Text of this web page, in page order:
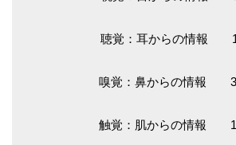
聴覚：耳からの情報
嗅覚：鼻からの情報
触覚：肌からの情報